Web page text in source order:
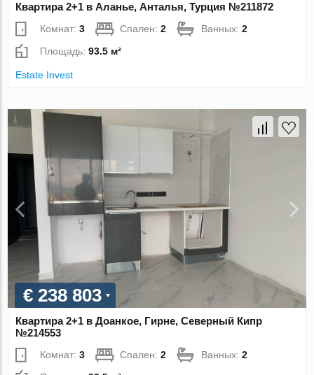
Квартира 2+1 в Аланье, Анталья, Турция №211872
Комнат:3 Спален:2 Ванных:2
Площадь:93.5 м²
Estate Invest
€ 238 803
Квартира 2+1 в Доанкое, Гирне, Северный Кипр
№214553
Комнат:3 Спален:2 Ванных:2